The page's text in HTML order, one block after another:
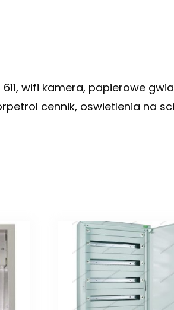
wifi kamera, papierowe
cennik, oswietlenia na